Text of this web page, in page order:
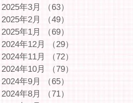
2025年3月
（63）
2025年2月
（49）
2025年1月
（69）
2024年12月
（29）
2024年11月
（72）
2024年10月
（79）
2024年9月
（65）
2024年8月
（71）